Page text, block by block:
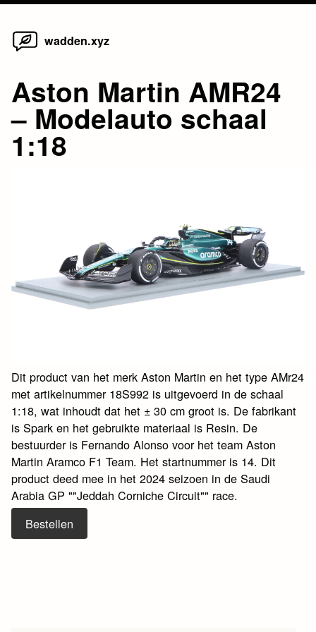
Skip
wadden.xyz
Aston Martin AMR24
– Modelauto schaal
1:18
Dit product van het merk Aston Martin en het type AMr24
met artikelnummer 18S992 is uitgevoerd in de schaal
1:18, wat inhoudt dat het ± 30 cm groot is. De fabrikant
is Spark en het gebruikte materiaal is Resin. De
bestuurder is Fernando Alonso voor het team Aston
Martin Aramco F1 Team. Het startnummer is 14. Dit
product deed mee in het 2024 seizoen in de Saudi
Arabia GP ""Jeddah Corniche Circuit"" race.
Bestellen